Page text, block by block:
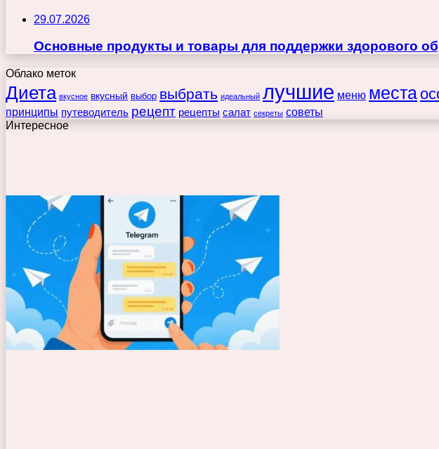
29.07.2026
Основные продукты и товары для поддержки здорового
Облако меток
Диета вкусное вкусный выбор выбрать идеальный лучшие меню места
принципы путеводитель рецепт рецепты салат секреты советы
Интересное